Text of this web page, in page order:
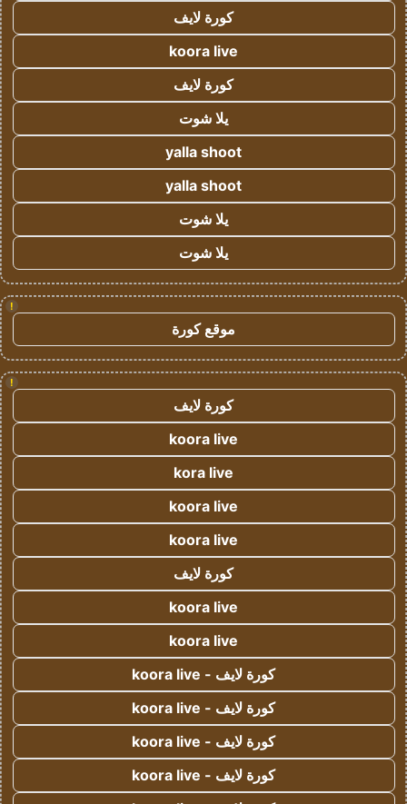
كورة لايف
koora live
كورة لايف
يلا شوت
yalla shoot
yalla shoot
يلا شوت
يلا شوت
!
موقع كورة
!
كورة لايف
koora live
kora live
koora live
koora live
كورة لايف
koora live
koora live
كورة لايف - koora live
كورة لايف - koora live
كورة لايف - koora live
كورة لايف - koora live